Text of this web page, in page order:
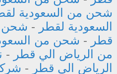
شحن من السعودية
السعودية لقطر - شحن
قطر - شحن من
من الرياض الي قطر -
الرياض الي قطر -